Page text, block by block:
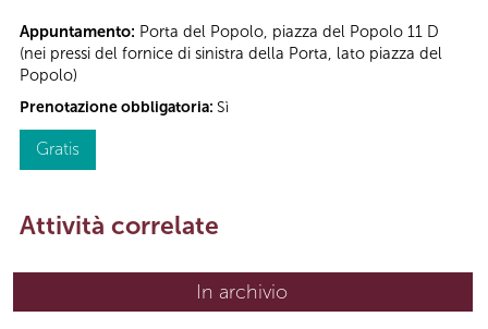
Appuntamento: Porta del Popolo, piazza del Popolo 11 D
(nei pressi del fornice di sinistra della Porta, lato piazza del
Popolo)
Prenotazione obbligatoria: Sì
Gratis
Attività correlate
In archivio